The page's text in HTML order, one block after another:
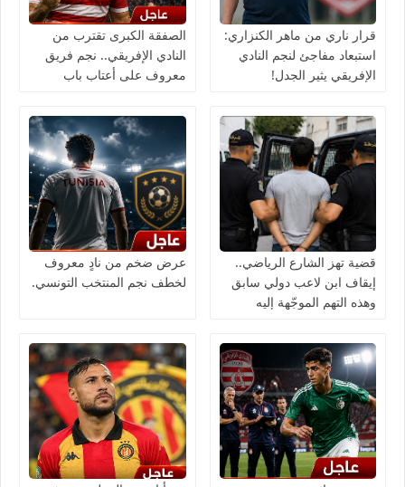
قرار ناري من ماهر الكنزاري:
استبعاد مفاجئ لنجم النادي
الإفريقي يثير الجدل!
الصفقة الكبرى تقترب من
النادي الإفريقي.. نجم فريق
معروف على أعتاب باب
قضية تهز الشارع الرياضي..
إيقاف ابن لاعب دولي سابق
وهذه التهم الموجّهة إليه
عرض ضخم من نادٍ معروف
لخطف نجم المنتخب التونسي.